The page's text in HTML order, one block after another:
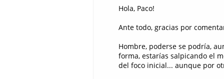
Hola, Paco!
Ante todo, gracias por
Hombre, poderse se podría,
forma, estarías salpicando el
del foco inicial... aunque por